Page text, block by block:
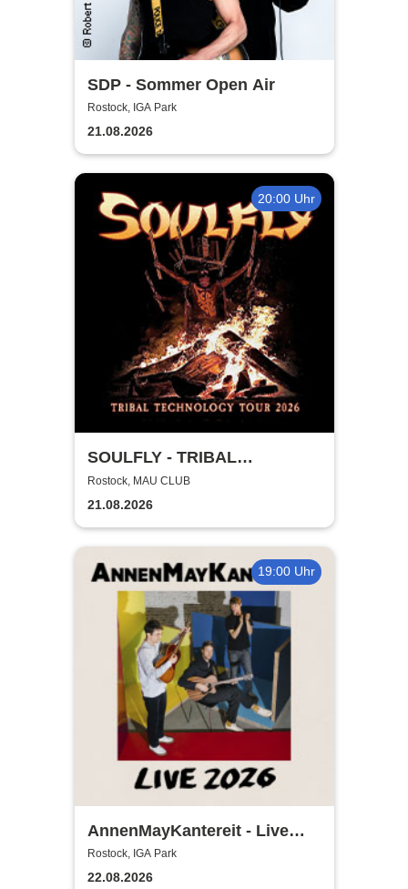
SDP - Sommer Open Air
Rostock, IGA Park
21.08.2026
20:00 Uhr
SOULFLY - TRIBAL
TECHNOLOGY TOUR 2026
Rostock, MAU CLUB
21.08.2026
19:00 Uhr
AnnenMayKantereit - Live
2026
Rostock, IGA Park
22.08.2026